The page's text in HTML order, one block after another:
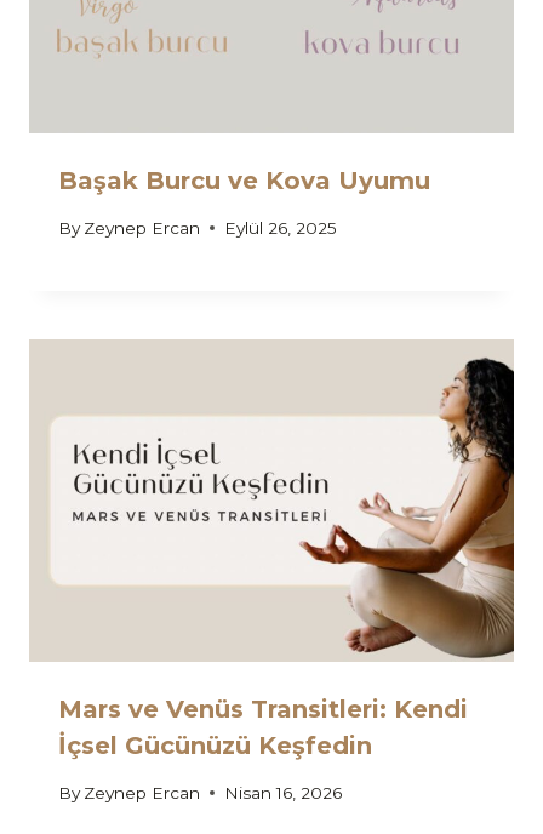
Başak Burcu ve Kova Uyumu
By Zeynep Ercan Eylül 26, 2025
Mars ve Venüs Transitleri: Kendi
İçsel Gücünüzü Keşfedin
By Zeynep Ercan Nisan 16, 2026